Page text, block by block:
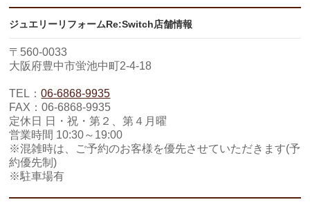
ジュエリーリフォームRe:Switch店舗情報
〒560-0033
大阪府豊中市蛍池中町2-4-18
TEL：06-6868-9935
FAX：06-6868-9935
定休日 日・祝・第２、第４月曜
営業時間 10:30～19:00
※混雑時は、ご予約のお客様を優先させていただきます(予
約優先制)
※駐車場有